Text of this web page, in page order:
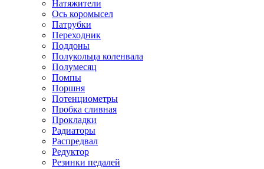
Натяжители
Ось коромысел
Патрубки
Переходник
Поддоны
Полукольца коленвала
Полумесяц
Помпы
Поршня
Потенциометры
Пробка сливная
Прокладки
Радиаторы
Распредвал
Редуктор
Резинки педалей